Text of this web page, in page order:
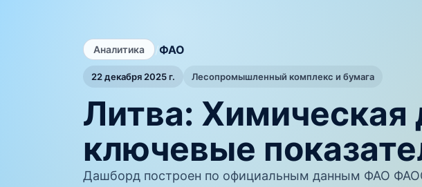
Аналитика /ФАО
22 декабря 2025 г. Лесопромышленный комплекс и бумага
Литва:
ключевые
Дашборд построен по официальным данным ФАО